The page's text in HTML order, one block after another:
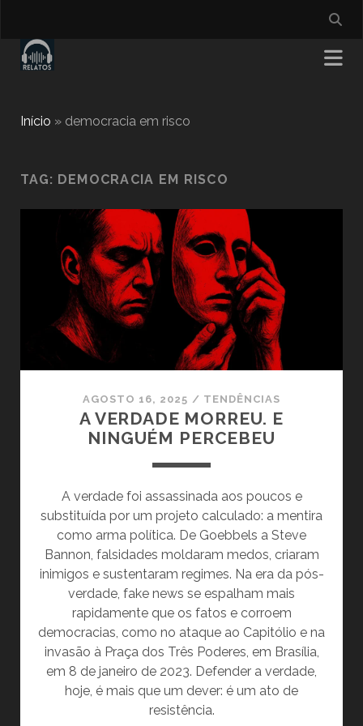
Início » democracia em risco
TAG: DEMOCRACIA EM RISCO
AGOSTO 16, 2025 / TENDÊNCIAS
A VERDADE MORREU. E
NINGUÉM PERCEBEU
A verdade foi assassinada aos poucos e
substituída por um projeto calculado: a mentira
como arma política. De Goebbels a Steve
Bannon, falsidades moldaram medos, criaram
inimigos e sustentaram regimes. Na era da pós-
verdade, fake news se espalham mais
rapidamente que os fatos e corroem
democracias, como no ataque ao Capitólio e na
invasão à Praça dos Três Poderes, em Brasília,
em 8 de janeiro de 2023. Defender a verdade,
hoje, é mais que um dever: é um ato de
resistência.